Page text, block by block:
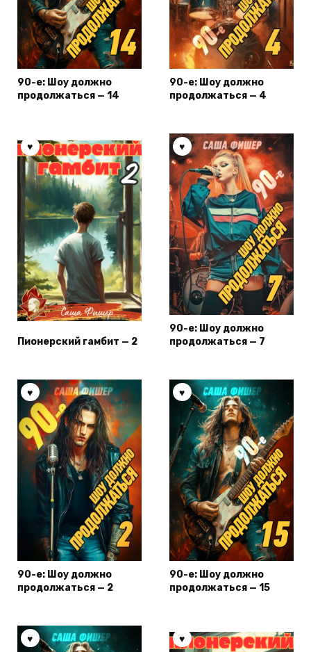
90-е: Шоу должно
продолжаться — 14
90-е: Шоу должно
продолжаться — 4
Пионерский гамбит — 2
90-е: Шоу должно
продолжаться — 7
90-е: Шоу должно
продолжаться — 2
90-е: Шоу должно
продолжаться — 15